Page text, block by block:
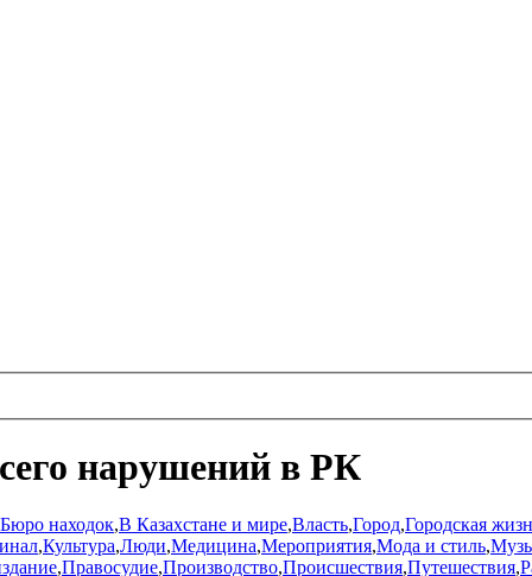
нарушений в РК
Бюро находок,В Казахстане и мире,Власть,Город,Городская
,Культура,Люди,Медицина,Мероприятия,Мода и стиль,
,Правосудие,Производство,Происшествия,Путешествия,